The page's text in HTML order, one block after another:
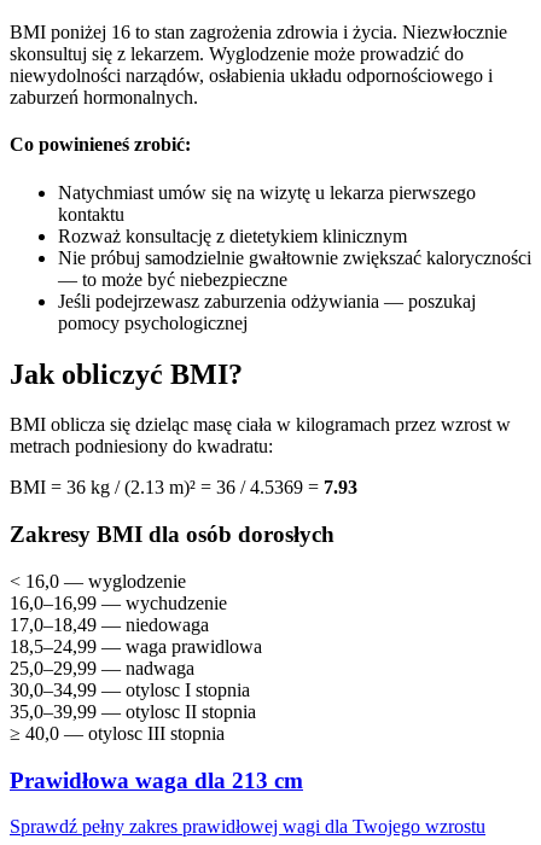
BMI poniżej 16 to stan zagrożenia zdrowia i życia. Niezwłocznie
skonsultuj się z lekarzem. Wyglodzenie może prowadzić do
niewydolności narządów, osłabienia układu odpornościowego i
zaburzeń hormonalnych.
Co powinieneś zrobić:
Natychmiast umów się na wizytę u lekarza pierwszego
kontaktu
Rozważ konsultację z dietetykiem klinicznym
Nie próbuj samodzielnie gwałtownie zwiększać kaloryczności
— to może być niebezpieczne
Jeśli podejrzewasz zaburzenia odżywiania — poszukaj
pomocy psychologicznej
Jak obliczyć BMI?
BMI oblicza się dzieląc masę ciała w kilogramach przez wzrost w
metrach podniesiony do kwadratu:
BMI = 36 kg / (2.13 m)² = 36 / 4.5369 = 7.93
Zakresy BMI dla osób dorosłych
< 16,0 — wyglodzenie
16,0–16,99 — wychudzenie
17,0–18,49 — niedowaga
18,5–24,99 — waga prawidlowa
25,0–29,99 — nadwaga
30,0–34,99 — otylosc I stopnia
35,0–39,99 — otylosc II stopnia
≥ 40,0 — otylosc III stopnia
Prawidłowa waga dla 213 cm
Sprawdź pełny zakres prawidłowej wagi dla Twojego wzrostu